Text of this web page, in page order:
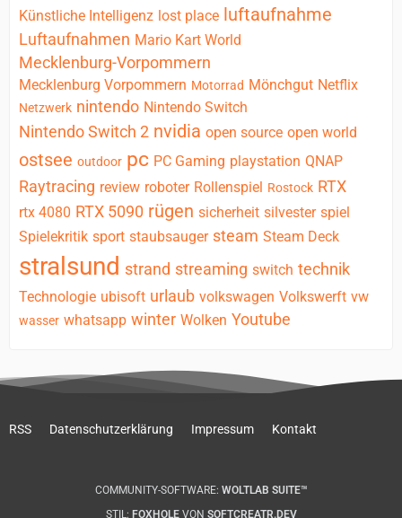
Künstliche Intelligenz lost place luftaufnahme
Luftaufnahmen Mario Kart World
Mecklenburg-Vorpommern
Mecklenburg Vorpommern Motorrad Mönchgut Netflix
Netzwerk nintendo Nintendo Switch
Nintendo Switch 2 nvidia open source open world
ostsee outdoor pc PC Gaming playstation QNAP
Raytracing review roboter Rollenspiel Rostock RTX
rtx 4080 RTX 5090 rügen sicherheit silvester spiel
Spielekritik sport staubsauger steam Steam Deck
stralsund strand streaming switch technik
Technologie ubisoft urlaub volkswagen Volkswerft vw
wasser whatsapp winter Wolken Youtube
RSS Datenschutzerklärung Impressum Kontakt
COMMUNITY-SOFTWARE: WOLTLAB SUITE™
STIL: FOXHOLEVON SOFTCREATR.DEV